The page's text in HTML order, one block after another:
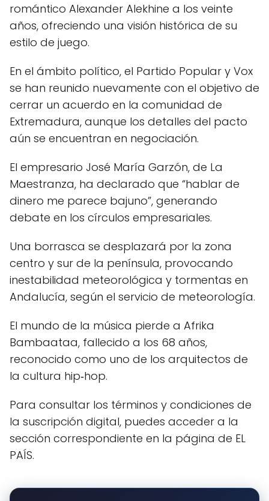
romántico Alexander Alekhine a los veinte
años, ofreciendo una visión histórica de su
estilo de juego.
En el ámbito político, el Partido Popular y Vox
se han reunido nuevamente con el objetivo de
cerrar un acuerdo en la comunidad de
Extremadura, aunque los detalles del pacto
aún se encuentran en negociación.
El empresario José María Garzón, de La
Maestranza, ha declarado que “hablar de
dinero me parece bajuno”, generando
debate en los círculos empresariales.
Una borrasca se desplazará por la zona
centro y sur de la península, provocando
inestabilidad meteorológica y tormentas en
Andalucía, según el servicio de meteorología.
El mundo de la música pierde a Afrika
Bambaataa, fallecido a los 68 años,
reconocido como uno de los arquitectos de
la cultura hip‑hop.
Para consultar los términos y condiciones de
la suscripción digital, puedes acceder a la
sección correspondiente en la página de EL
PAÍS.